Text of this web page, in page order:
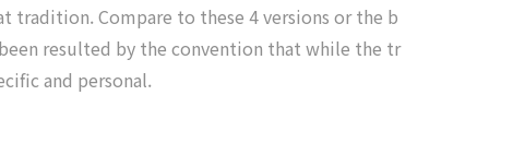
tradition. Compare to these 4 versions or the b
resulted by the convention that while the tr
and personal.